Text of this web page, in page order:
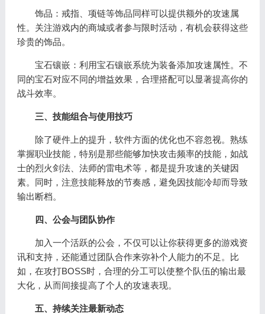
饰品：戒指、项链等饰品同样可以提供额外的攻速属
性。关注游戏内的商城或者参与限时活动，有机会获得这些
珍贵的饰品。
宝石镶嵌：利用宝石镶嵌系统为装备添加攻速属性。不
同的宝石对应不同的增益效果，合理搭配可以显著提高你的
战斗效率。
三、技能组合与使用技巧
除了硬件上的提升，软件方面的优化也不容忽视。熟练
掌握职业技能，特别是那些能够加快攻击频率的技能，如战
士的烈火剑法、法师的雷电术等，都是提升攻速的关键因
素。同时，注意技能释放的节奏感，避免因技能冷却而导致
输出断档。
四、公会与团队协作
加入一个活跃的公会，不仅可以让你获得更多的游戏资
讯和支持，还能通过团队合作来弥补个人能力的不足。比
如，在攻打BOSS时，合理的分工可以使整个队伍的输出最
大化，从而间接提高了个人的攻速表现。
五、持续关注最新动态